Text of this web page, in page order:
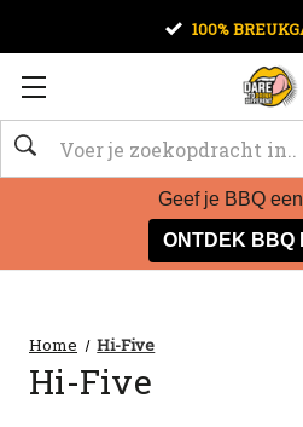
100%
Zoeken
Geef je BBQ
ONTDEK BBQ
Home Hi-Five
Hi-Five